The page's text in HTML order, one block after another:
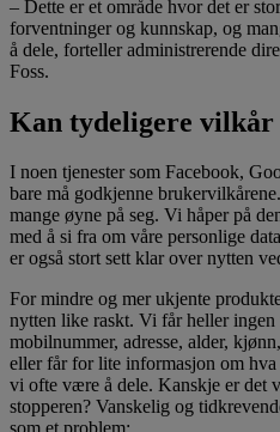
– Dette er et område hvor det er
forventninger og kunnskap, og
å dele, forteller administrerende
Foss.
Kan tydeligere vilkår
I noen tjenester som Facebook,
bare må godkjenne
mange øyne på seg. Vi håper på
med å si fra om våre personlige
er også stort sett klar over nytten
For mindre og mer ukjente
nytten like raskt. Vi får heller
mobilnummer, adresse, alder,
eller får for lite informasjon om
vi ofte være å dele. Kanskje er det
stopperen? Vanskelig og